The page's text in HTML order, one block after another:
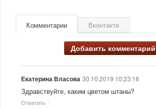
Комментарии Вконтакте
Добавить комментарий
Екатерина Власова 30.10.2019 10:23:16
Здравствуйте, каким цветом штаны?
Ответить